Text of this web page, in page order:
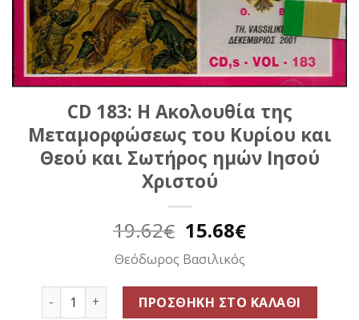
CD 183: H Ακολουθία της
Μεταμορφώσεως του Κυρίου και
Θεού και Σωτήρος ημών Ιησού
Χριστού
19.62€ Original
price
was:
19.62€.
15.68€Η
είναι:
15.68€.
Θεόδωρος Βασιλικός
CD 183: H Ακολουθία της Μεταμορφώσεως του
ΠΡΟΣΘΉΚΗ ΣΤΟ ΚΑΛΆΘΙ